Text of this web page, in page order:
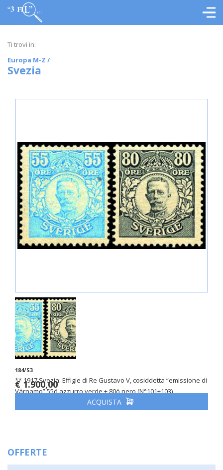
OFFERTE
Ti trovi in:
Europa M-Z /
Svezia
184/S3
** 1917 Svezia: Effigie di Re Gustavo V, cosiddetta “emissione di
Värnamo” 55ö azzurro verde + 80ö nero (N°101+103)
€ 1.900,00
ACQUISTA